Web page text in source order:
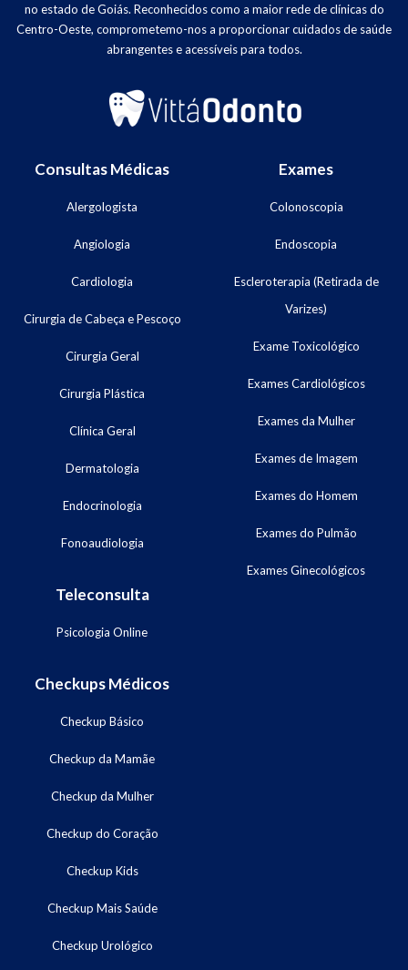
no estado de Goiás. Reconhecidos como a maior rede de clínicas do
Centro-Oeste, comprometemo-nos a proporcionar cuidados de saúde
abrangentes e acessíveis para todos.
Consultas Médicas
Alergologista
Angiologia
Cardiologia
Cirurgia de Cabeça e Pescoço
Cirurgia Geral
Cirurgia Plástica
Clínica Geral
Dermatologia
Endocrinologia
Fonoaudiologia
Teleconsulta
Psicologia Online
Exames
Colonoscopia
Endoscopia
Escleroterapia (Retirada de
Varizes)
Exame Toxicológico
Exames Cardiológicos
Exames da Mulher
Exames de Imagem
Exames do Homem
Exames do Pulmão
Exames Ginecológicos
Checkups Médicos
Checkup Básico
Checkup da Mamãe
Checkup da Mulher
Checkup do Coração
Checkup Kids
Checkup Mais Saúde
Checkup Urológico